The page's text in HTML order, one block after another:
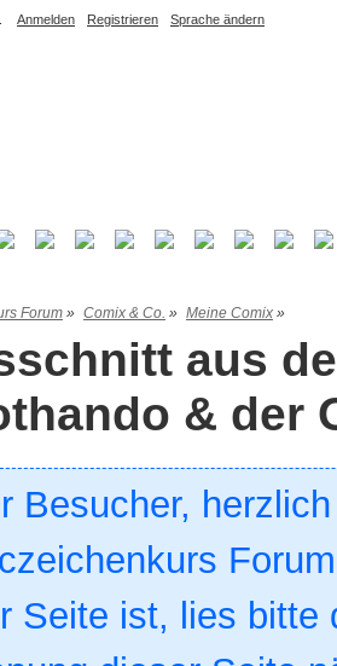
Anmelden Registrieren Sprache ändern
Forum » Comix & Co. » Meine Comix »
aus
& der
Besucher,
Seite ist, lies bitte